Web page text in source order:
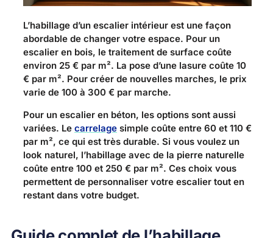
L’habillage d’un escalier intérieur est une façon
abordable de changer votre espace. Pour un
escalier en bois, le traitement de surface coûte
environ 25 € par m². La pose d’une lasure coûte 10
€ par m². Pour créer de nouvelles marches, le prix
varie de 100 à 300 € par marche.
Pour un escalier en béton, les options sont aussi
variées. Le carrelage simple coûte entre 60 et 110 €
par m², ce qui est très durable. Si vous voulez un
look naturel, l’habillage avec de la pierre naturelle
coûte entre 100 et 250 € par m². Ces choix vous
permettent de personnaliser votre escalier tout en
restant dans votre budget.